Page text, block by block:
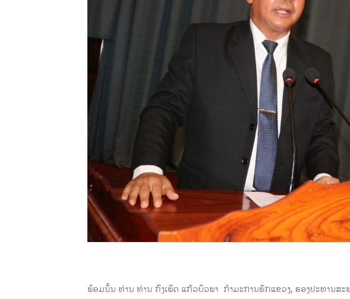
ພ້ອມນັ້ນ ທ່ານ ທ່ານ ກົງເພັດ ແກ້ວບົວພາ ກຳມະການພັກແຂວງ, ຮອງປະທານສ